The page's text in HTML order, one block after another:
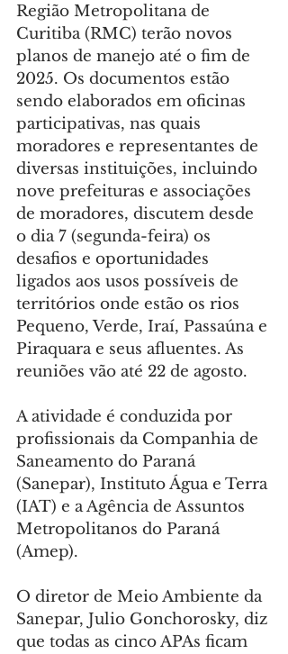
Região Metropolitana de
Curitiba (RMC) terão novos
planos de manejo até o fim de
2025. Os documentos estão
sendo elaborados em oficinas
participativas, nas quais
moradores e representantes de
diversas instituições, incluindo
nove prefeituras e associações
de moradores, discutem desde
o dia 7 (segunda-feira) os
desafios e oportunidades
ligados aos usos possíveis de
territórios onde estão os rios
Pequeno, Verde, Iraí, Passaúna e
Piraquara e seus afluentes. As
reuniões vão até 22 de agosto.
A atividade é conduzida por
profissionais da Companhia de
Saneamento do Paraná
(Sanepar), Instituto Água e Terra
(IAT) e a Agência de Assuntos
Metropolitanos do Paraná
(Amep).
O diretor de Meio Ambiente da
Sanepar, Julio Gonchorosky, diz
que todas as cinco APAs ficam